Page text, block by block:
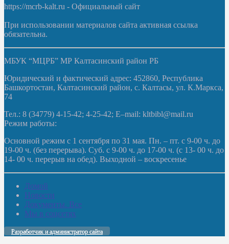
https://mcrb-kalt.ru - Официальный сайт
При использовании материалов сайта активная ссылка
обязательна.
МБУК “МЦРБ” МР Калтасинский район РБ
Юридический и фактический адрес: 452860, Республика
Башкортостан, Калтасинский район, с. Калтасы, ул. К.Маркса,
74
Тел.: 8 (34779) 4-15-42; 4-25-42; E–mail: kltbibl@mail.ru
Режим работы:
Основной режим с 1 сентября по 31 мая. Пн. – пт. с 9-00 ч. до
19-00 ч. (без перерыва). Суб. с 9-00 ч. до 17-00 ч. (с 13- 00 ч. до
14- 00 ч. перерыв на обед). Выходной – воскресенье
Домой
Новости
Документы. Все
Мы в соцсетях
Разработчик и администратор сайта